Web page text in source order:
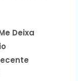
Deixa